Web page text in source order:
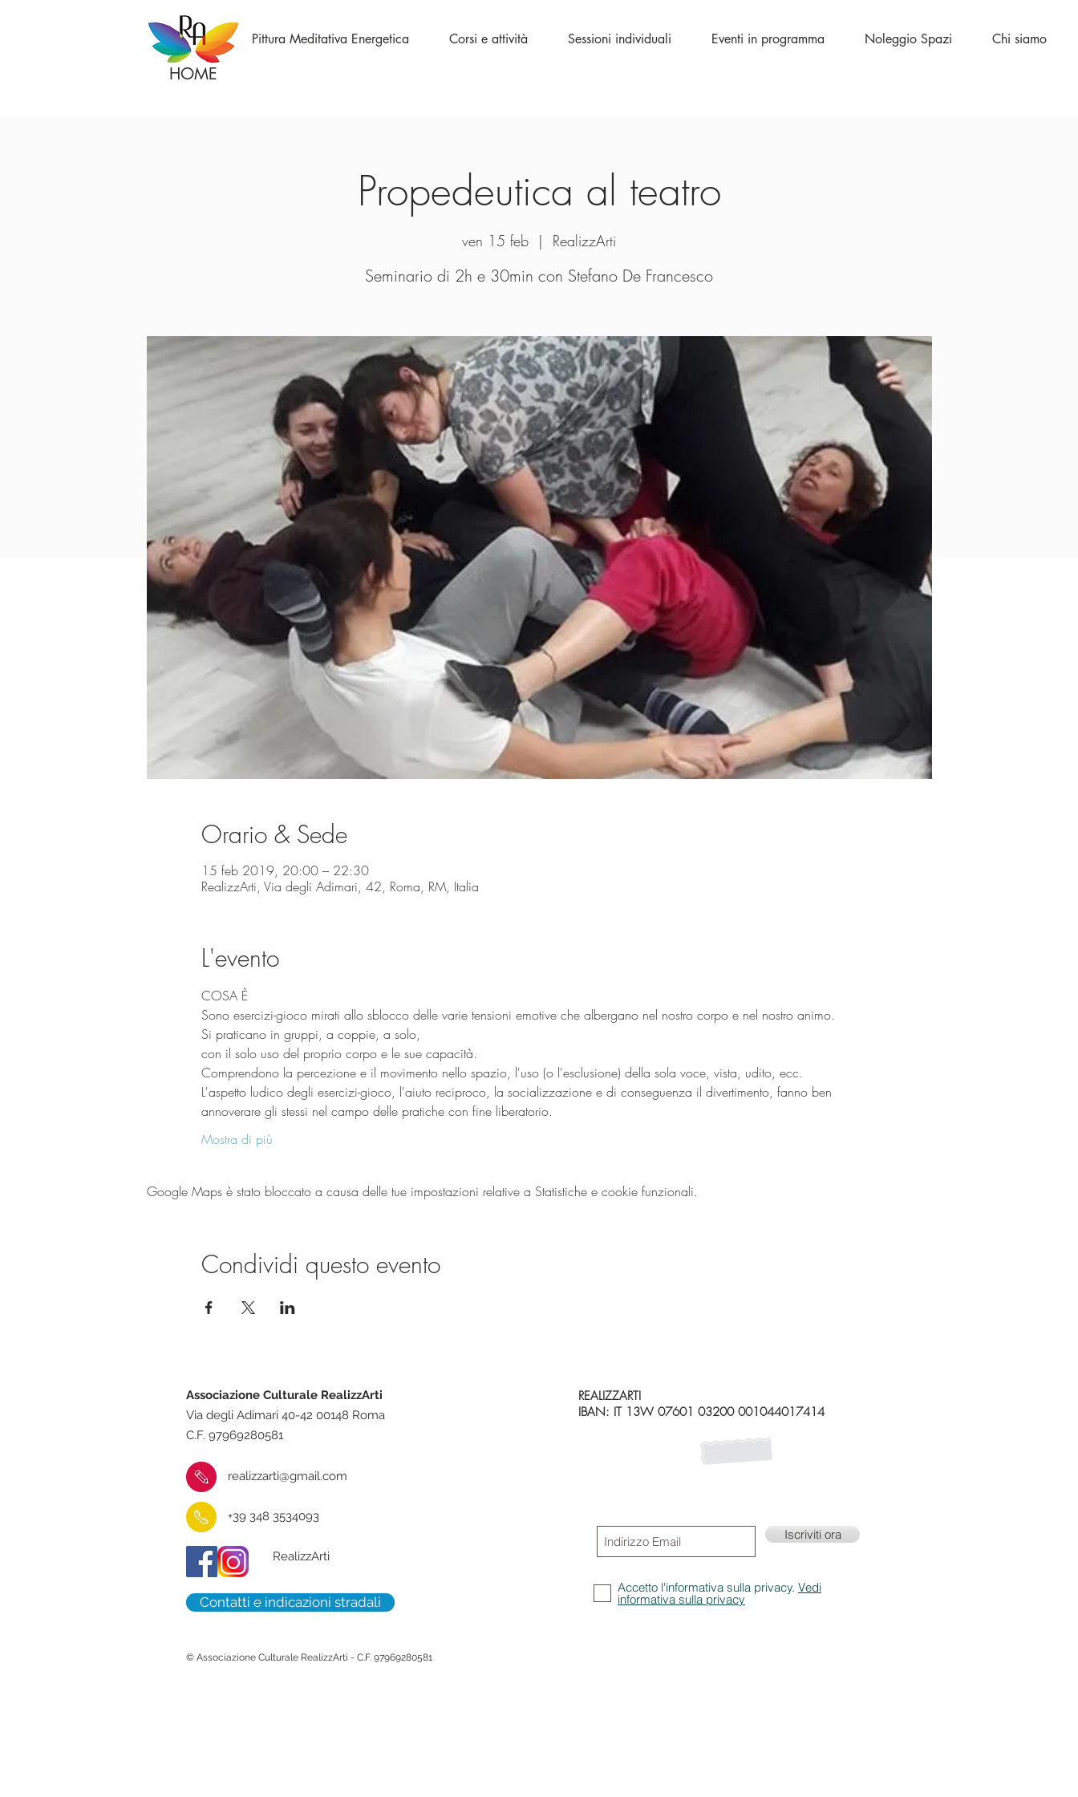
HOME
Pittura Meditativa Energetica Corsi e attività Sessioni individuali Eventi in programma Noleggio Spazi Chi siamo
Propedeutica al teatro
ven 15 feb
  |
RealizzArti
Seminario di 2h e 30min con Stefano De Francesco
Orario & Sede
15 feb 2019, 20:00 – 22:30
RealizzArti, Via degli Adimari, 42, Roma, RM, Italia
L'evento
L'aspetto ludico degli esercizi-gioco, l'aiuto reciproco, la socializzazione e di conseguenza il divertimento, fanno ben
Mostra di più
Google Maps è stato bloccato a causa delle tue impostazioni relative a Statistiche e cookie funzionali.
Condividi questo evento
Accetto l'informativa sulla privacy. Vedi
informativa sulla privacy
Iscriviti ora
realizzarti@gmail.com
+39 348 3534093
RealizzArti
Associazione Culturale RealizzArti
Via degli Adimari 40-42 00148 Roma
C.F. 97969280581
Contatti e indicazioni stradali
REALIZZARTI
IBAN: IT 13W 07601 03200 001044017414
© Associazione Culturale RealizzArti - C.F. 97969280581